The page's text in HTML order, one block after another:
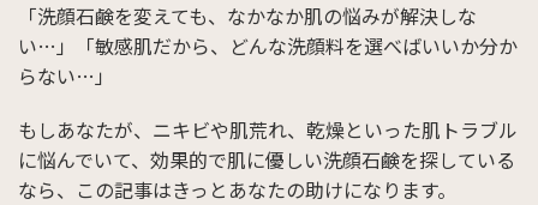
「洗顔石鹸を変えても、なかなか肌の悩みが解決しな
い…」「敏感肌だから、どんな洗顔料を選べばいいか分か
らない…」
もしあなたが、ニキビや肌荒れ、乾燥といった肌トラブル
に悩んでいて、効果的で肌に優しい洗顔石鹸を探している
なら、この記事はきっとあなたの助けになります。